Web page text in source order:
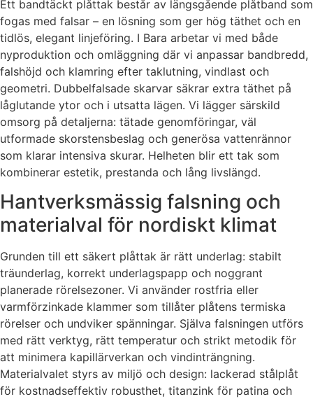
Ett bandtäckt plåttak består av längsgående plåtband som
fogas med falsar – en lösning som ger hög täthet och en
tidlös, elegant linjeföring. I Bara arbetar vi med både
nyproduktion och omläggning där vi anpassar bandbredd,
falshöjd och klamring efter taklutning, vindlast och
geometri. Dubbelfalsade skarvar säkrar extra täthet på
låglutande ytor och i utsatta lägen. Vi lägger särskild
omsorg på detaljerna: tätade genomföringar, väl
utformade skorstensbeslag och generösa vattenrännor
som klarar intensiva skurar. Helheten blir ett tak som
kombinerar estetik, prestanda och lång livslängd.
Hantverksmässig falsning och
materialval för nordiskt klimat
Grunden till ett säkert plåttak är rätt underlag: stabilt
träunderlag, korrekt underlagspapp och noggrant
planerade rörelsezoner. Vi använder rostfria eller
varmförzinkade klammer som tillåter plåtens termiska
rörelser och undviker spänningar. Själva falsningen utförs
med rätt verktyg, rätt temperatur och strikt metodik för
att minimera kapillärverkan och vindinträngning.
Materialvalet styrs av miljö och design: lackerad stålplåt
för kostnadseffektiv robusthet, titanzink för patina och